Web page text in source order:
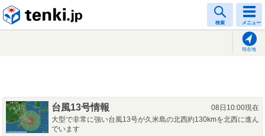
検索 メニュー
現在地
台風13号情報
08日10:00現在
大型で非常に強い台風13号が久米島の北西約130kmを北西に進ん
でいます